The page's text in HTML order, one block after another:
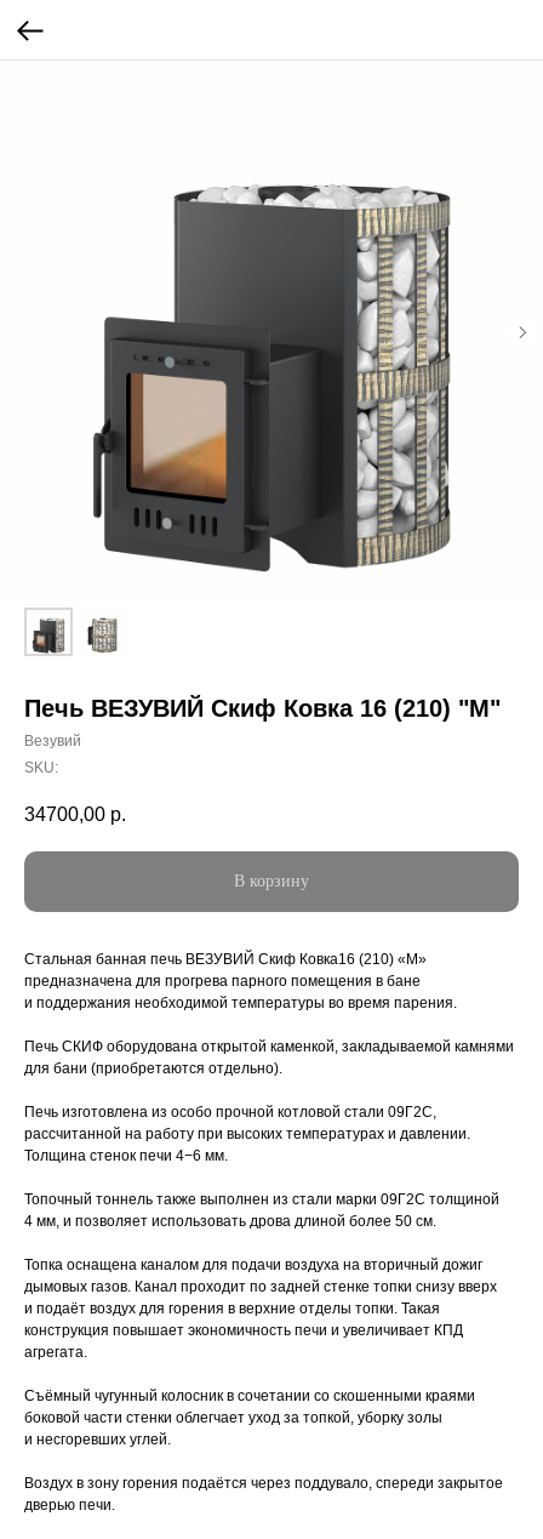
Печь ВЕЗУВИЙ Скиф Ковка 16 (210) "М"
Везувий
SKU:
34700,00 р.
В корзину
Стальная банная печь ВЕЗУВИЙ Скиф Ковка16 (210) «М»
предназначена для прогрева парного помещения в бане
и поддержания необходимой температуры во время парения.
Печь СКИФ оборудована открытой каменкой, закладываемой камнями
для бани (приобретаются отдельно).
Печь изготовлена из особо прочной котловой стали 09Г2С,
рассчитанной на работу при высоких температурах и давлении.
Толщина стенок печи 4−6 мм.
Топочный тоннель также выполнен из стали марки 09Г2С толщиной
4 мм, и позволяет использовать дрова длиной более 50 см.
Топка оснащена каналом для подачи воздуха на вторичный дожиг
дымовых газов. Канал проходит по задней стенке топки снизу вверх
и подаёт воздух для горения в верхние отделы топки. Такая
конструкция повышает экономичность печи и увеличивает КПД
агрегата.
Съёмный чугунный колосник в сочетании со скошенными краями
боковой части стенки облегчает уход за топкой, уборку золы
и несгоревших углей.
Воздух в зону горения подаётся через поддувало, спереди закрытое
дверью печи.